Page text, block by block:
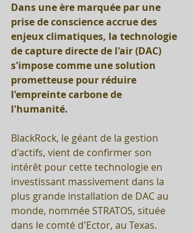
Dans une ère marquée par une
prise de conscience accrue des
enjeux climatiques, la technologie
de capture directe de l'air (DAC)
s'impose comme une solution
prometteuse pour réduire
l'empreinte carbone de
l'humanité.
BlackRock, le géant de la gestion
d'actifs, vient de confirmer son
intérêt pour cette technologie en
investissant massivement dans la
plus grande installation de DAC au
monde, nommée STRATOS, située
dans le comté d'Ector, au Texas.